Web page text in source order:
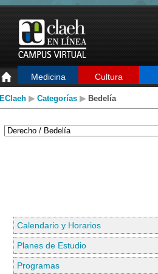
Medicina Cultura
EClaeh ▶ Categorías ▶Bedelía
Calendario y Horarios
Planes de Estudio
Programas